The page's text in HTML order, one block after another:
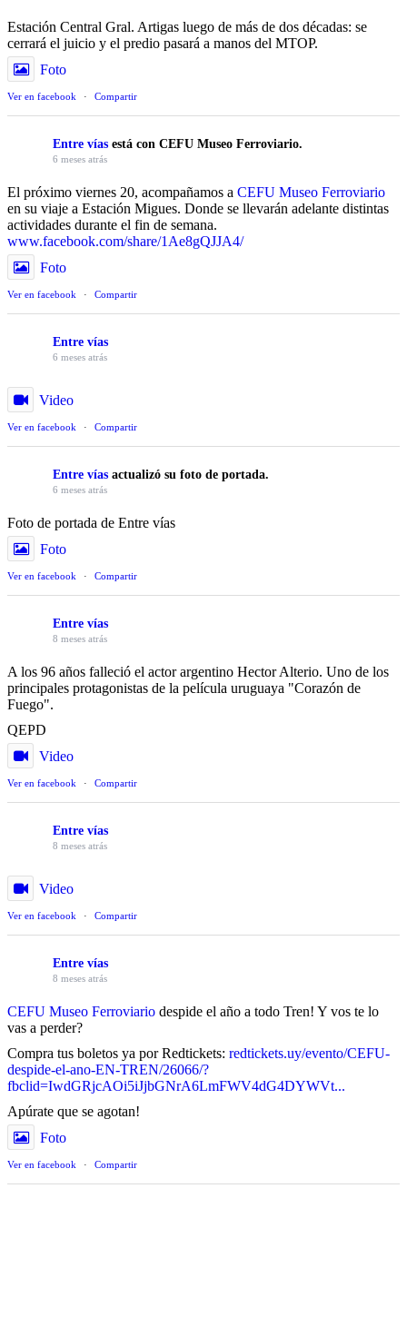
Estación Central Gral. Artigas luego de más de dos décadas: se
cerrará el juicio y el predio pasará a manos del MTOP.
Foto
Ver en facebook · Compartir
Entre vías está con CEFU Museo Ferroviario.
6 meses atrás
El próximo viernes 20, acompañamos a CEFU Museo Ferroviario
en su viaje a Estación Migues. Donde se llevarán adelante distintas
actividades durante el fin de semana.
www.facebook.com/share/1Ae8gQJJA4/
Foto
Ver en facebook · Compartir
Entre vías
6 meses atrás
Video
Ver en facebook · Compartir
Entre vías actualizó su foto de portada.
6 meses atrás
Foto de portada de Entre vías
Foto
Ver en facebook · Compartir
Entre vías
8 meses atrás
A los 96 años falleció el actor argentino Hector Alterio. Uno de los
principales protagonistas de la película uruguaya "Corazón de
Fuego".
QEPD
Video
Ver en facebook · Compartir
Entre vías
8 meses atrás
Video
Ver en facebook · Compartir
Entre vías
8 meses atrás
CEFU Museo Ferroviario despide el año a todo Tren! Y vos te lo
vas a perder?
Compra tus boletos ya por Redtickets: redtickets.uy/evento/CEFU-
despide-el-ano-EN-TREN/26066/?
fbclid=IwdGRjcAOi5iJjbGNrA6LmFWV4dG4DYWVt...
Apúrate que se agotan!
Foto
Ver en facebook · Compartir